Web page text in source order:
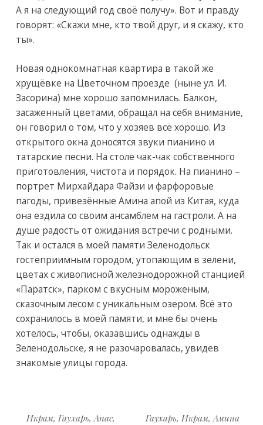
А я на следующий год своё получу». Вот и правду
говорят: «Скажи мне, кто твой друг, и я скажу, кто
ты».
Новая однокомнатная квартира в такой же
хрущёвке на Цветочном проезде (ныне ул. И.
Засорина) мне хорошо запомнилась. Балкон,
засаженный цветами, обращал на себя внимание,
он говорил о том, что у хозяев всё хорошо. Из
открытого окна доносятся звуки пианино и
татарские песни. На столе чак-чак собственного
приготовления, чистота и порядок. На пианино –
портрет Мирхайдара Файзи и фарфоровые
пагоды, привезённые Амина апой из Китая, куда
она ездила со своим ансамблем на гастроли. А на
душе радость от ожидания встречи с родными.
Так и остался в моей памяти Зеленодольск
гостеприимным городом, утопающим в зелени,
цветах с живописной железнодорожной станцией
«Паратск», парком с вкусным мороженым,
сказочным лесом с уникальным озером. Всё это
сохранилось в моей памяти, и мне бы очень
хотелось, чтобы, оказавшись однажды в
Зеленодольске, я не разочаровалась, увидев
знакомые улицы города.
Икрам, Гаухарь, Анас,
Гаухарь, Икрам, Амина